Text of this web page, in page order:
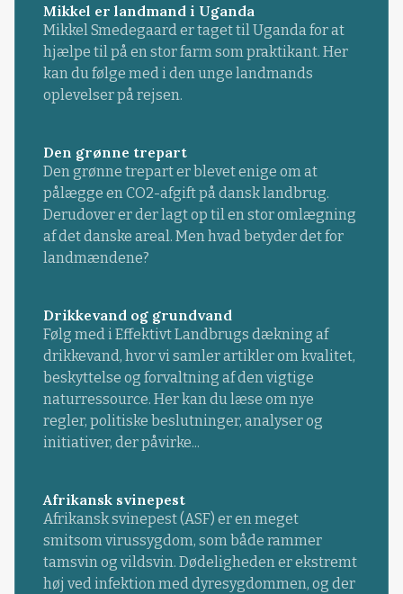
Mikkel er landmand i Uganda
Mikkel Smedegaard er taget til Uganda for at
hjælpe til på en stor farm som praktikant. Her
kan du følge med i den unge landmands
oplevelser på rejsen.
Den grønne trepart
Den grønne trepart er blevet enige om at
pålægge en CO2-afgift på dansk landbrug.
Derudover er der lagt op til en stor omlægning
af det danske areal. Men hvad betyder det for
landmændene?
Drikkevand og grundvand
Følg med i Effektivt Landbrugs dækning af
drikkevand, hvor vi samler artikler om kvalitet,
beskyttelse og forvaltning af den vigtige
naturressource. Her kan du læse om nye
regler, politiske beslutninger, analyser og
initiativer, der påvirke...
Afrikansk svinepest
Afrikansk svinepest (ASF) er en meget
smitsom virussygdom, som både rammer
tamsvin og vildsvin. Dødeligheden er ekstremt
høj ved infektion med dyresygdommen, og der